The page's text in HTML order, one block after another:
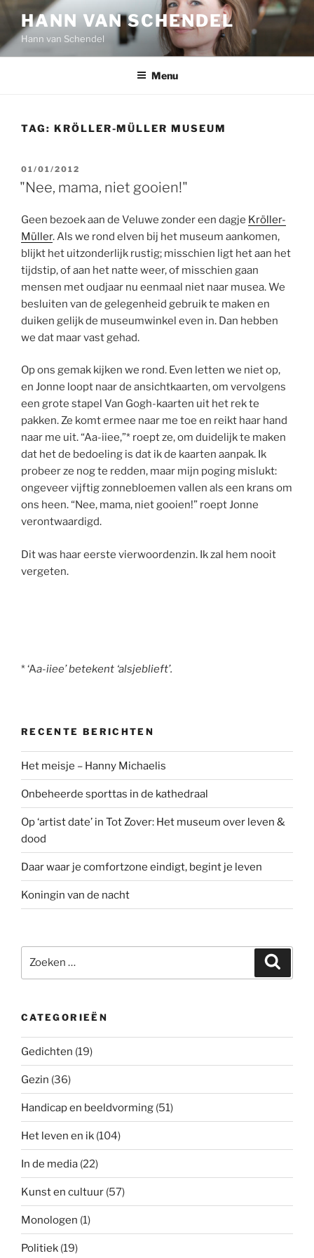
Ga
de
inhoud
HANN VAN SCHENDEL
Hann van Schendel
Menu
TAG: KRÖLLER-MÜLLER MUSEUM
GEPLAATST
OP
01/01/2012
"Nee, mama, niet gooien!"
Geen bezoek aan de Veluwe zonder een dagje Kröller-
Müller. Als we rond elven bij het museum aankomen,
blijkt het uitzonderlijk rustig; misschien ligt het aan het
tijdstip, of aan het natte weer, of misschien gaan
mensen met oudjaar nu eenmaal niet naar musea. We
besluiten van de gelegenheid gebruik te maken en
duiken gelijk de museumwinkel even in. Dan hebben
we dat maar vast gehad.
Op ons gemak kijken we rond. Even letten we niet op,
en Jonne loopt naar de ansichtkaarten, om vervolgens
een grote stapel Van Gogh-kaarten uit het rek te
pakken. Ze komt ermee naar me toe en reikt haar hand
naar me uit. “Aa-iiee,”* roept ze, om duidelijk te maken
dat het de bedoeling is dat ik de kaarten aanpak. Ik
probeer ze nog te redden, maar mijn poging mislukt:
ongeveer vijftig zonnebloemen vallen als een krans om
ons heen. “Nee, mama, niet gooien!” roept Jonne
verontwaardigd.
Dit was haar eerste vierwoordenzin. Ik zal hem nooit
vergeten.
* ‘Aa-iiee’ betekent ‘alsjeblieft’.
RECENTE BERICHTEN
Het meisje – Hanny Michaelis
Onbeheerde sporttas in de kathedraal
Op ‘artist date’ in Tot Zover: Het museum over leven &
dood
Daar waar je comfortzone eindigt, begint je leven
Koningin van de nacht
naar:
CATEGORIEËN
Gedichten (19)
Gezin (36)
Handicap en beeldvorming (51)
Het leven en ik (104)
In de media (22)
Kunst en cultuur (57)
Monologen (1)
Politiek (19)